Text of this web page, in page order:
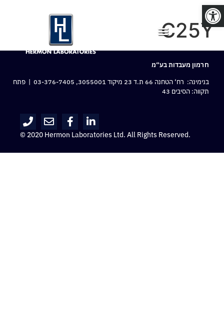
פתח סרגל נגישות
C25Y
חרמון מעבדות בע“מ
בנימינה: רח‘ הטחנה 66 ת.ד 23 מיקוד 3055001,
03-376-7405 | פתח
תקווה: הסיבים 43
© 2020 Hermon Laboratories Ltd. All Rights Reserved.